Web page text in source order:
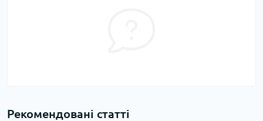
Рекомендовані статті